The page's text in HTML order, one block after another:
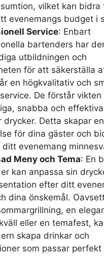
vilket kan bidra
evenemangs budget i
Service: Enbart
bartenders har
utbildningen och
för att säkerställa
en högkvalitativ och
De förstår
snabba och
drycker. Detta skapar
för dina gäster och
ditt evenemang
Meny och Tema: En
kan anpassa sin
efter ditt
dina önskemål.
en
eller en temafest,
skapa drinkar och
som passar perfekt